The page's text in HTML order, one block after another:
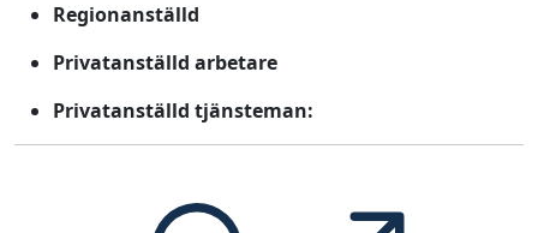
Regionanställd
Privatanställd arbetare
Privatanställd tjänsteman: